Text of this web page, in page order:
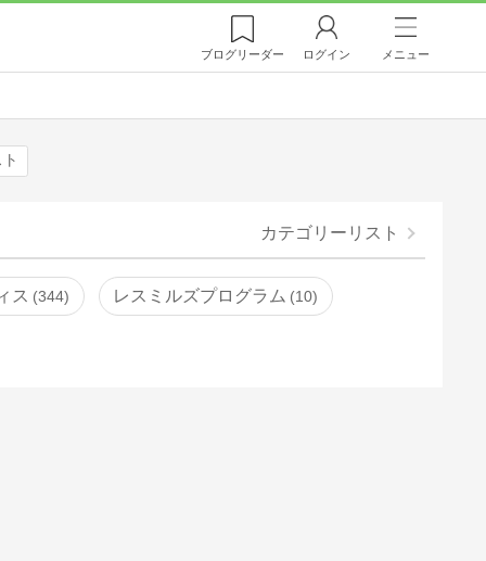
ブログリーダー ログイン メニュー
カテゴリーリスト
ス 344 レスミルズプログラム 10